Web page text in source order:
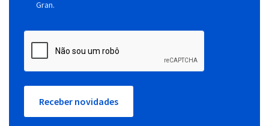
Gran.
Receber novidades